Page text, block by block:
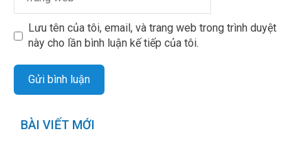
Lưu tên của tôi, email, và trang web trong trình duyệt
này cho lần bình luận kế tiếp của tôi.
BÀI VIẾT MỚI